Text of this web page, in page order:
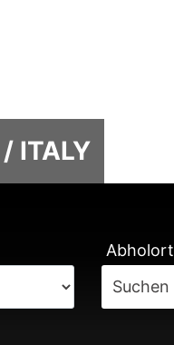
ITALY
Abholort
Suchen